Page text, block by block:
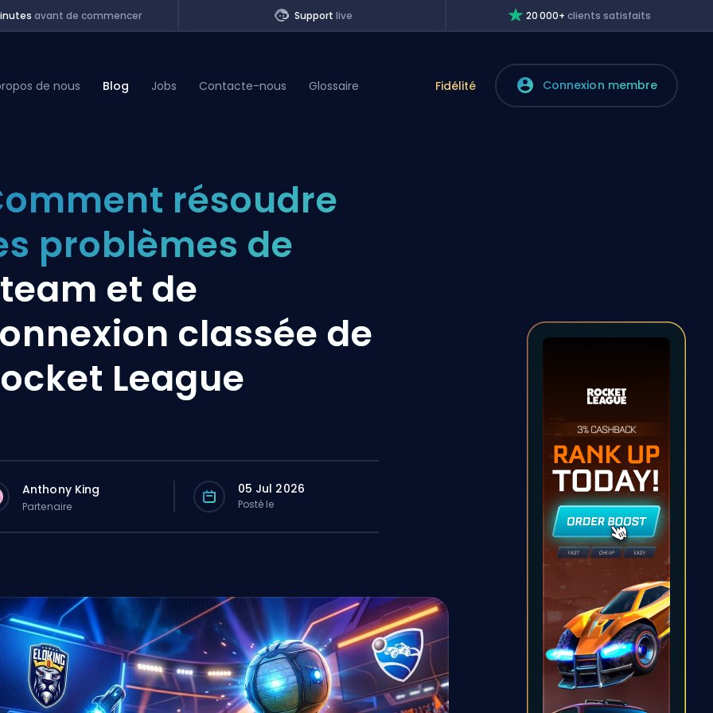
avant de commencer Support live 20 000+clients satisfaits
de nous Blog Jobs Contacte-nous Glossaire Fidélité Connexion membre
résoudre
problèmes de
et de
classée de
League
Anthony King
Partenaire
05 Jul 2026
Posté le